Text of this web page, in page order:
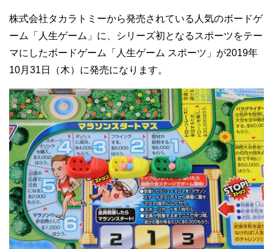
株式会社タカラトミーから発売されている人気のボードゲ
ーム「人生ゲーム」に、シリーズ初となるスポーツをテー
マにしたボードゲーム「人生ゲーム スポーツ」が2019年
10月31日（木）に発売になります。